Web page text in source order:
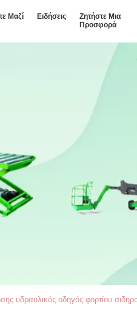
Μαζί
Ειδήσεις
Ζητήστε Μια
Προσφορά
υδραυλικός οδηγός φορτίου